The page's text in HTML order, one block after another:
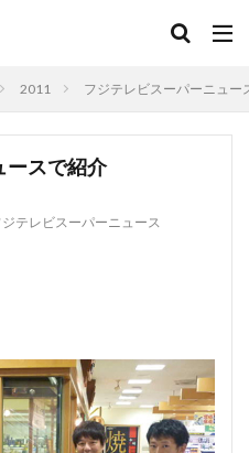
ッシュポークソーセージ
消毒
賞味期間
ージ
グルタミン酸ナトリウム
混合ソーセージ
フ
細菌性食中毒
2011 フジテレビスーパーニュー
ースで紹介
ジテレビスーパーニュース